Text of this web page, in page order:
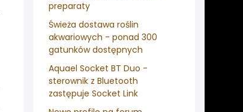
preparaty
Świeża dostawa roślin
akwariowych - ponad 300
gatunków dostępnych
Aquael Socket BT Duo -
sterownik z Bluetooth
zastępuje Socket Link